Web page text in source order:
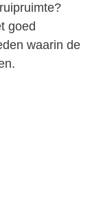
goed
waarin de